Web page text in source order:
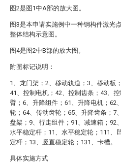
图2是图1中A部的放大图。
图3是本申请实施例中一种钢构件激光
整体结构示意图。
图4是图2中B部的放大图。
附图标记说明：
1、龙门架；2、移动轨道；3、移动板
41、控制电机；42、控制齿条；43、
臂；6、升降组件；61、升降电机；62
轮；64、传动齿轮；65、升降齿条；7
盘架；9、行走组件；91、减速箱；92
水平稳定杆；11、水平稳定轮；111、
定杆；13、竖直稳定轮；131、卡槽。
具体实施方式